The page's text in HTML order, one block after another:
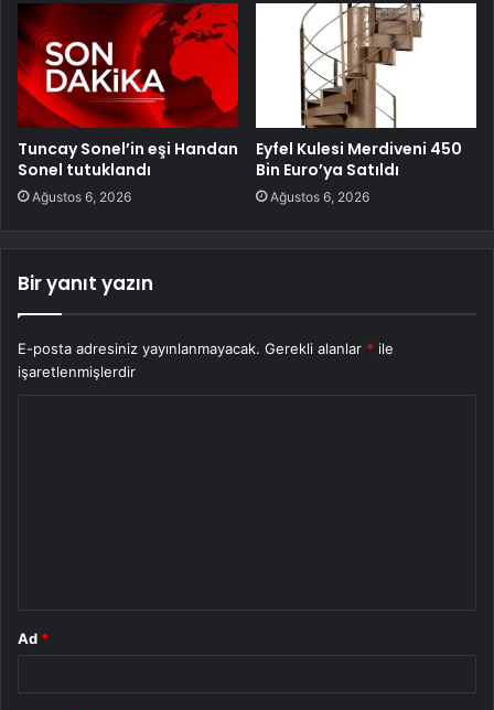
Tuncay Sonel’in eşi Handan
Sonel tutuklandı
Ağustos 6, 2026
Eyfel Kulesi Merdiveni 450
Bin Euro’ya Satıldı
Ağustos 6, 2026
Bir yanıt yazın
E-posta adresiniz yayınlanmayacak. Gerekli alanlar * ile
işaretlenmişlerdir
Ad *